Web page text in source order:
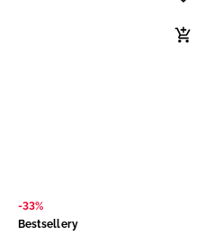
-33%
Bestsellery